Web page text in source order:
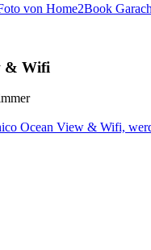
von Home2Book
& Wifi
Ocean View & Wifi,